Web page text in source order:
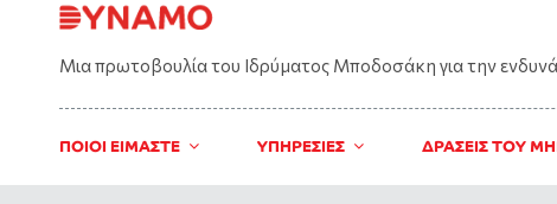
Μια πρωτοβουλία του Ιδρύματος Μποδοσάκη για την
ΠΟΙΟΙ ΕΙΜΑΣΤΕ ΥΠΗΡΕΣΙΕΣ ΔΡΑΣΕΙΣ ΤΟΥ